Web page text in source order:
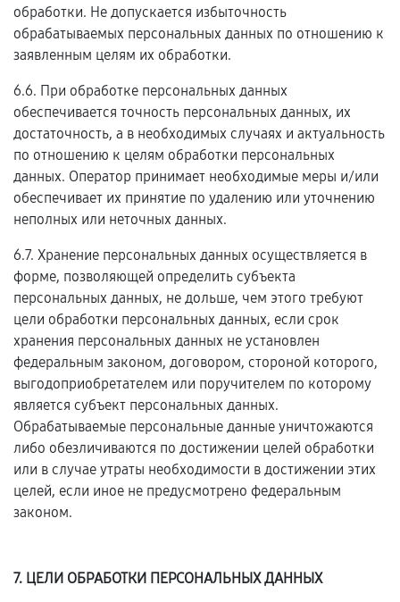
обработки. Не допускается избыточность
обрабатываемых персональных данных по отношению к
заявленным целям их обработки.
6.6. При обработке персональных данных
обеспечивается точность персональных данных, их
достаточность, а в необходимых случаях и актуальность
по отношению к целям обработки персональных
данных. Оператор принимает необходимые меры и/или
обеспечивает их принятие по удалению или уточнению
неполных или неточных данных.
6.7. Хранение персональных данных осуществляется в
форме, позволяющей определить субъекта
персональных данных, не дольше, чем этого требуют
цели обработки персональных данных, если срок
хранения персональных данных не установлен
федеральным законом, договором, стороной которого,
выгодоприобретателем или поручителем по которому
является субъект персональных данных.
Обрабатываемые персональные данные уничтожаются
либо обезличиваются по достижении целей обработки
или в случае утраты необходимости в достижении этих
целей, если иное не предусмотрено федеральным
законом.
7. ЦЕЛИ ОБРАБОТКИ ПЕРСОНАЛЬНЫХ ДАННЫХ